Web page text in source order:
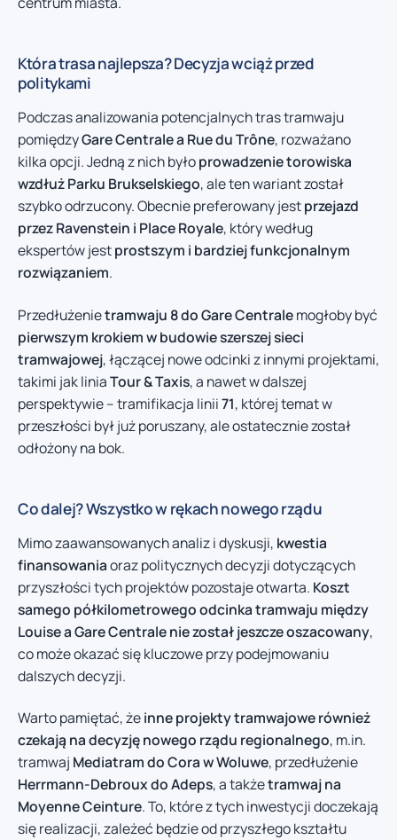
Która trasa najlepsza? Decyzja wciąż przed
politykami
Podczas analizowania potencjalnych tras tramwaju
pomiędzyGare Centrale a Rue du Trône, rozważano
kilka opcji. Jedną z nich byłoprowadzenie torowiska
wzdłuż Parku Brukselskiego, ale ten wariant został
szybko odrzucony. Obecnie preferowany jestprzejazd
przez Ravenstein i Place Royale, który według
ekspertów jestprostszym i bardziej funkcjonalnym
rozwiązaniem.
Przedłużenietramwaju 8 do Gare Centralemogłoby być
pierwszym krokiem w budowie szerszej sieci
tramwajowej, łączącej nowe odcinki z innymi projektami,
takimi jak liniaTour & Taxis, a nawet w dalszej
perspektywie – tramifikacja linii71, której temat w
przeszłości był już poruszany, ale ostatecznie został
odłożony na bok.
Co dalej? Wszystko w rękach nowego rządu
Mimo zaawansowanych analiz i dyskusji, kwestia
finansowaniaoraz politycznych decyzji dotyczących
przyszłości tych projektów pozostaje otwarta. Koszt
samego półkilometrowego odcinka tramwaju między
Louise a Gare Centrale nie został jeszcze oszacowany,
co może okazać się kluczowe przy podejmowaniu
dalszych decyzji.
Warto pamiętać, żeinne projekty tramwajowe również
czekają na decyzję nowego rządu regionalnego, m.in.
tramwaj Mediatram do Cora w Woluwe, przedłużenie
Herrmann-Debroux do Adeps, a takżetramwaj na
Moyenne Ceinture. To, które z tych inwestycji doczekają
się realizacji, zależeć będzie od przyszłego kształtu